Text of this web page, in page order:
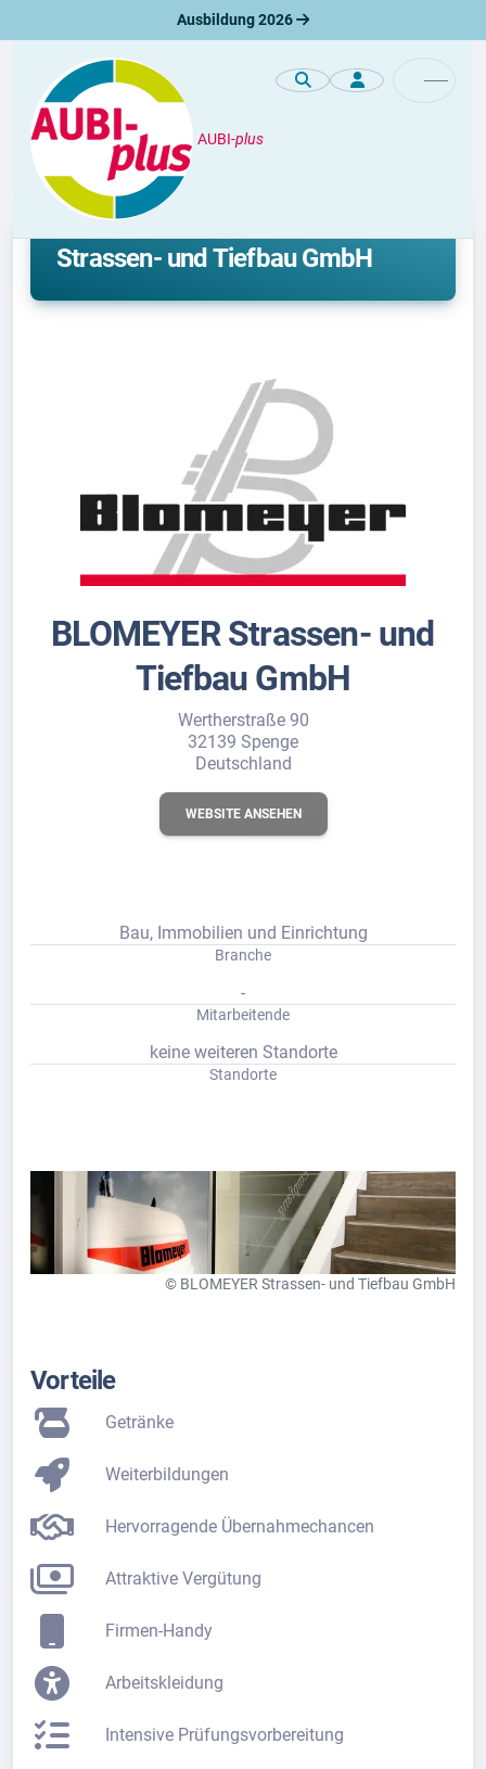
Ausbildung 2026
AUBI-plus
Unternehmen
Ausbildung bei BLOMEYER
Strassen- und Tiefbau GmbH
BLOMEYER Strassen- und
Tiefbau GmbH
Wertherstraße 90
32139 Spenge
Deutschland
WEBSITE ANSEHEN
Bau, Immobilien und Einrichtung
Branche
-
Mitarbeitende
keine weiteren Standorte
Standorte
© BLOMEYER Strassen- und Tiefbau GmbH
Vorteile
Getränke
Weiterbildungen
Hervorragende Übernahmechancen
Attraktive Vergütung
Firmen-Handy
Arbeitskleidung
Intensive Prüfungsvorbereitung